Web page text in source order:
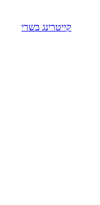
קייטרינג בשרי